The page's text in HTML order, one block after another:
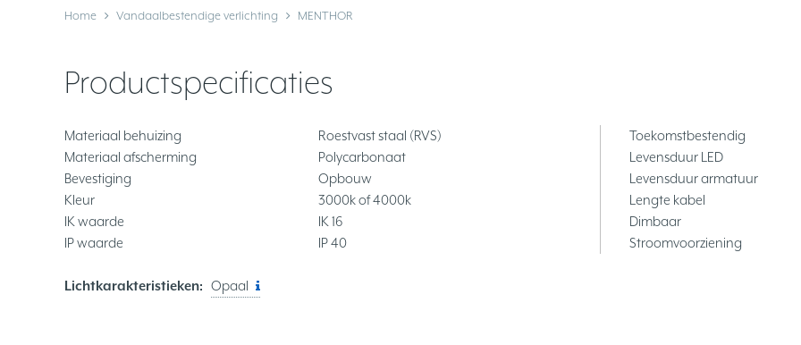
Home Vandaalbestendige verlichting MENTHOR
Productspecificaties
Materiaal behuizing
Roestvast staal (RVS)
Materiaal afscherming
Polycarbonaat
Bevestiging
Opbouw
Kleur
3000k of 4000k
IK waarde
IK 16
IP waarde
IP 40
Toekomstbestendig
Levensduur LED
Levensduur armatuur
Lengte kabel
Dimbaar
Stroomvoorziening
Lichtkarakteristieken: Opaal